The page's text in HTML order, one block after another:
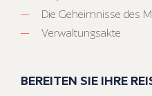
Die Geheimnisse des
Verwaltungsakte
BEREITEN SIE IHRE